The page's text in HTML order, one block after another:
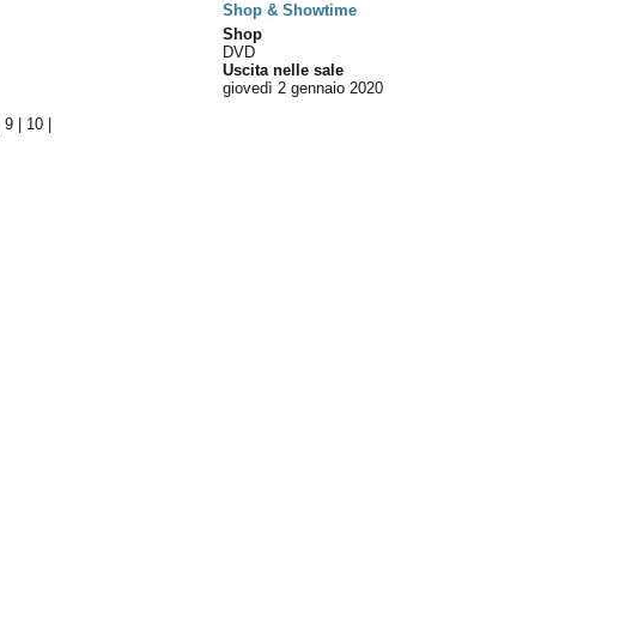
Shop & Showtime
|9 10
Shop
DVD
Uscita nelle sale
giovedì 2 gennaio 2020